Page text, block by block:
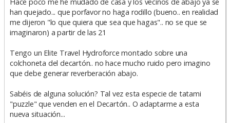
han quejado... que porfavor no haga rodillo (bueno.. en realidad
me dijeron "lo que quiera que sea que hagas".. no se que se
imaginaron) a partir de las 21
Tengo un Elite Travel Hydroforce montado sobre una
colchoneta del decartón.. no hace mucho ruido pero imagino
que debe generar reverberación abajo.
Sabéis de alguna solución? Tal vez esta especie de tatami
"puzzle" que venden en el Decartón.. O adaptarme a esta
nueva situación...